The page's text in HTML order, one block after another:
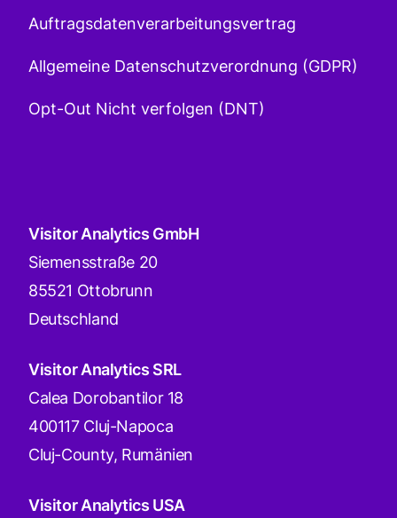
Auftragsdatenverarbeitungsvertrag
Allgemeine Datenschutzverordnung (GDPR)
Opt-Out Nicht verfolgen (DNT)
Visitor Analytics GmbH
Siemensstraße 20
85521 Ottobrunn
Deutschland
Visitor Analytics SRL
Calea Dorobantilor 18
400117 Cluj-Napoca
Cluj-County, Rumänien
Visitor Analytics USA